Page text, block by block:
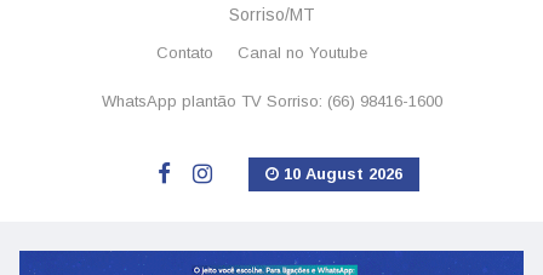
Sorriso/MT
Contato Canal no Youtube
WhatsApp plantão TV Sorriso: (66) 98416-1600
10 August 2026